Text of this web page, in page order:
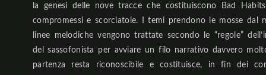
la genesi delle nove tracce che costituiscono Bad
compromessi e scorciatoie. I temi prendono le mosse dal
linee melodiche vengono trattate secondo le “regole”
del sassofonista per avviare un filo narrativo davvero
partenza resta riconoscibile e costituisce, in fin dei